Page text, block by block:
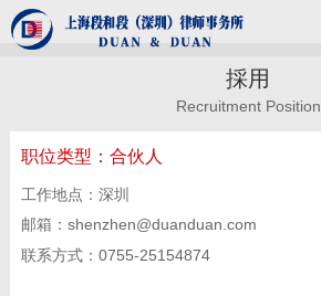
採用
Recruitment Position
职位类型： 合伙人
工作地点：深圳
邮箱：shenzhen@duanduan.com
联系方式：0755-25154874